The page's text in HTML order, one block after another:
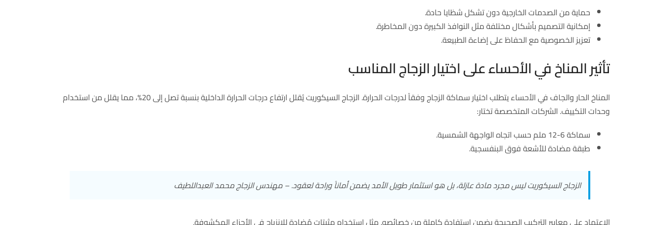
حماية من الصدمات الخارجية دون تشكل شظايا حادة.
إمكانية التصميم بأشكال مختلفة مثل النوافذ الكبيرة دون المخاطرة.
تعزيز الخصوصية مع الحفاظ على إضاءة الطبيعة.
تأثير المناخ في الأحساء على اختيار الزجاج المناسب
المناخ الحار والجاف في الأحساء يتطلب اختيار سماكة الزجاج وفقاً لدرجات الحرارة. الزجاج السيكوريت يُقلل ارتفاع درجات الحرارة الداخلية بنسبة تصل إلى 20%، مما يقلل من استخدام
وحدات التكييف. الشركات المتخصصة تختار:
سماكة 6-12 ملم حسب اتجاه الواجهة الشمسية.
طبقة مضادة للأشعة فوق البنفسجية.
الزجاج السيكوريت ليس مجرد مادة عازلة، بل هو استثمار طويل الأمد يضمن أماناً وراحة لعقود. – مهندس الزجاج محمد العبداللطيف